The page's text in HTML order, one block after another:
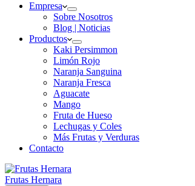
Empresa
Sobre Nosotros
Blog | Noticias
Productos
Kaki Persimmon
Limón Rojo
Naranja Sanguina
Naranja Fresca
Aguacate
Mango
Fruta de Hueso
Lechugas y Coles
Más Frutas y Verduras
Contacto
Frutas Hernara